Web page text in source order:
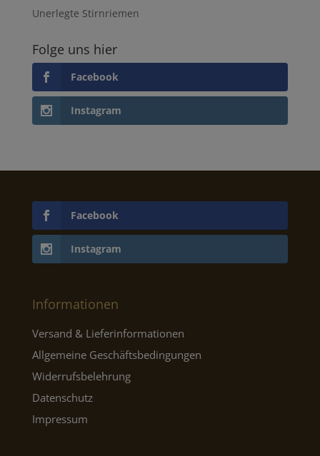
Unerlegte Stirnriemen
Folge uns hier
Facebook
Instagram
Facebook
Instagram
Informationen
Versand & Lieferinformationen
Allgemeine Geschäftsbedingungen
Widerrufsbelehrung
Datenschutz
Impressum